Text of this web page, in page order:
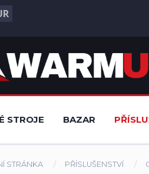
STROJE BAZAR
STRÁNKA PŘÍSLUŠENSTVÍ